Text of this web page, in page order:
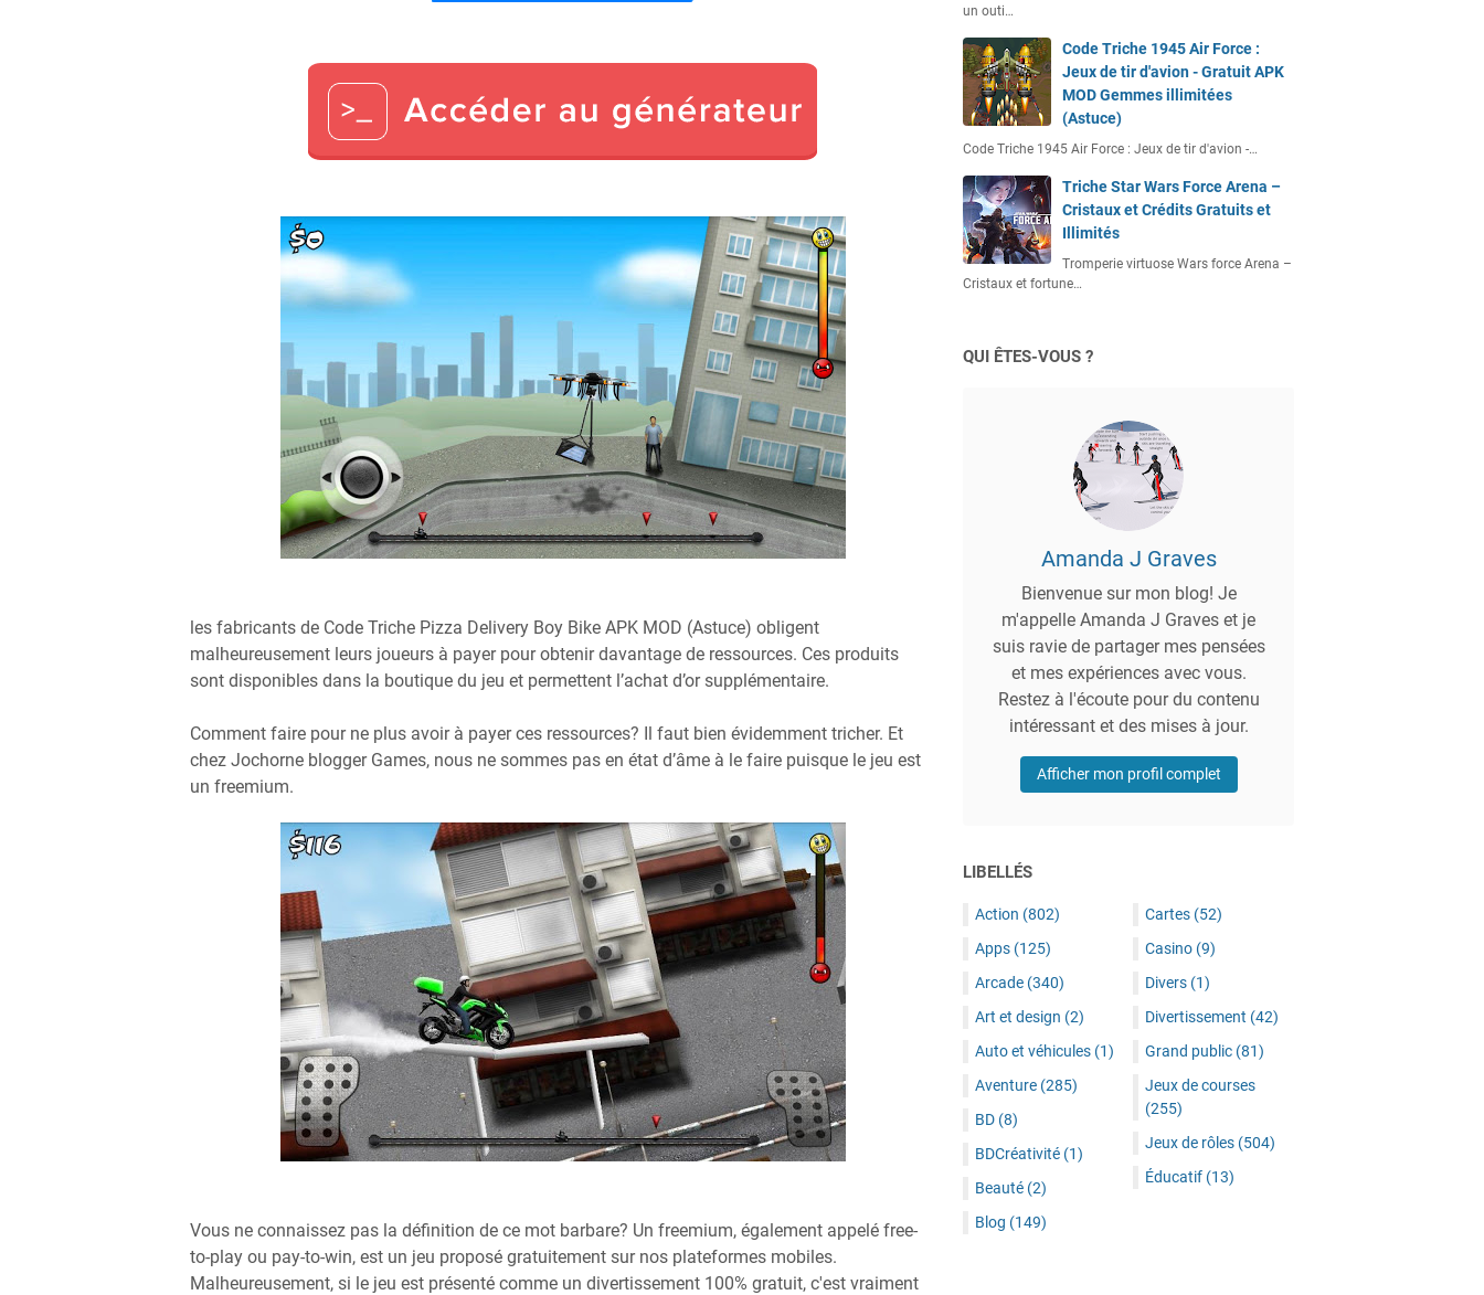
les fabricants de Code Triche Pizza Delivery Boy Bike APK MOD (Astuce) obligent
malheureusement leurs joueurs à payer pour obtenir davantage de ressources. Ces produits
sont disponibles dans la boutique du jeu et permettent l’achat d’or supplémentaire.
Comment faire pour ne plus avoir à payer ces ressources? Il faut bien évidemment tricher. Et
chez Jochorne blogger Games, nous ne sommes pas en état d’âme à le faire puisque le jeu est
un freemium.
Vous ne connaissez pas la définition de ce mot barbare? Un freemium, également appelé free-
to-play ou pay-to-win, est un jeu proposé gratuitement sur nos plateformes mobiles.
Malheureusement, si le jeu est présenté comme un divertissement 100% gratuit, c'est vraiment
un outi…
Code Triche 1945 Air Force :
Jeux de tir d'avion - Gratuit APK
MOD Gemmes illimitées
(Astuce)
Code Triche 1945 Air Force : Jeux de tir d'avion -…
Triche Star Wars Force Arena –
Cristaux et Crédits Gratuits et
Illimités
Tromperie virtuose Wars force Arena –
Cristaux et fortune…
QUI ÊTES-VOUS ?
Amanda J Graves
Bienvenue sur mon blog! Je
m'appelle Amanda J Graves et je
suis ravie de partager mes pensées
et mes expériences avec vous.
Restez à l'écoute pour du contenu
intéressant et des mises à jour.
Afficher mon profil complet
LIBELLÉS
Action (802)
Apps (125)
Arcade (340)
Art et design (2)
Auto et véhicules (1)
Aventure (285)
BD (8)
BDCréativité (1)
Beauté (2)
Blog (149)
Cartes (52)
Casino (9)
Divers (1)
Divertissement (42)
Grand public (81)
Jeux de courses
(255)
Jeux de rôles (504)
Éducatif (13)